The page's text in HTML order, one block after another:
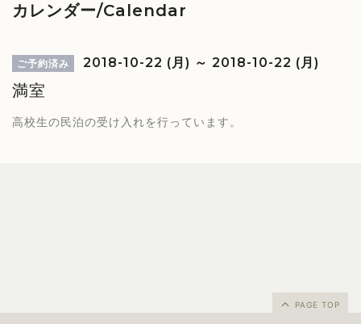
カレンダー/Calendar
ご予約済み 2018-10-22 (月) ～ 2018-10-22 (月)
満室
高校生の民泊の受け入れを行っています。
PAGE TOP